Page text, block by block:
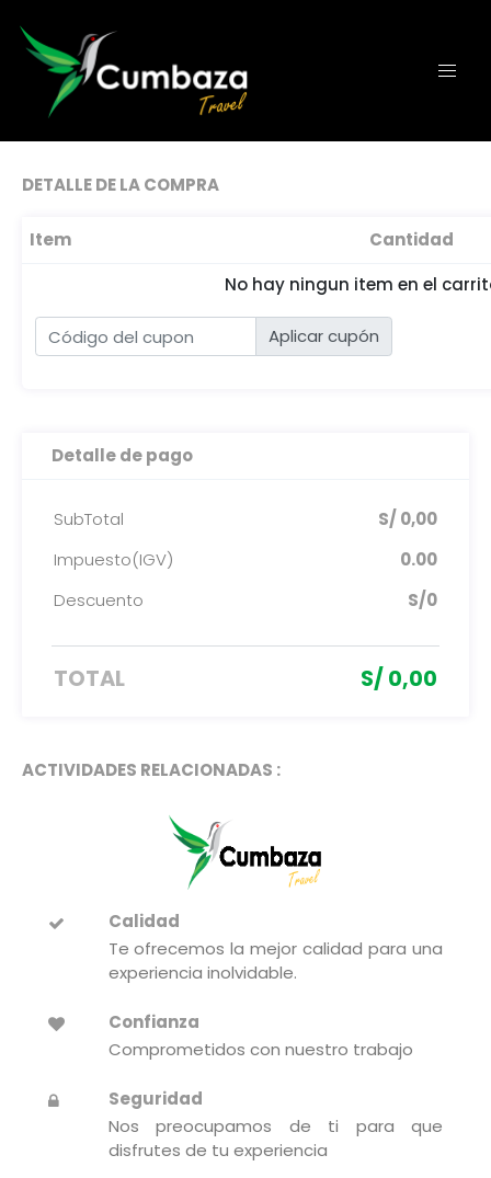
DETALLE DE LA COMPRA
Item
Cantidad
No hay ningun item en el
Aplicar cupón
Detalle de pago
SubTotal
S/ 0,00
Impuesto(IGV)
0.00
Descuento
S/0
TOTAL S/ 0,00
ACTIVIDADES RELACIONADAS :
Calidad
Te ofrecemos la mejor calidad para una
experiencia inolvidable.
Confianza
Comprometidos con nuestro trabajo
Seguridad
Nos preocupamos de ti para que
disfrutes de tu experiencia